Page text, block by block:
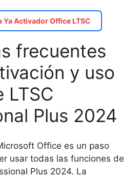
Ya Activador Office LTSC
frecuentes
y uso
LTSC
Plus 2024
Office es un paso
usar todas las funciones de
Plus 2024. La